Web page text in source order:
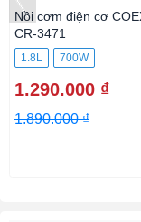
Nồi cơm điện cơ
CR-3471
1.8L 700W
1.290.000 ₫
1.890.000 ₫